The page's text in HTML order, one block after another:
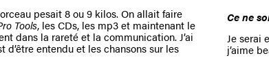
pesait 8 ou 9 kilos. On allait faire
Tools, les CDs, les mp3 et maintenant le
dans la rareté et la communication. J’ai
entendu et les chansons sur les
Ce ne
Je serai
j’aime